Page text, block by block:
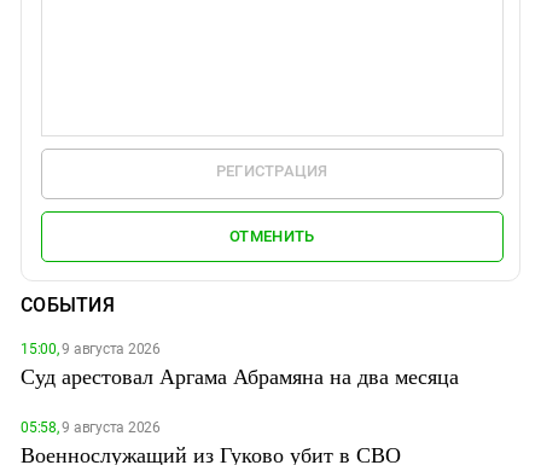
РЕГИСТРАЦИЯ
ОТМЕНИТЬ
СОБЫТИЯ
15:00,9 августа 2026
Суд арестовал Аргама Абрамяна на два месяца
05:58,9 августа 2026
Военнослужащий из Гуково убит в СВО